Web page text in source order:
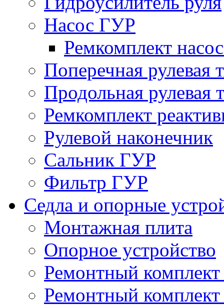
Насос ГУР
Ремкомплект
Поперечная рулевая
Продольная рулевая
Ремкомплект
Рулевой наконечник
Сальник ГУР
Фильтр ГУР
Седла и опорные
Монтажная плита
Опорное устройство
Ремонтный комплект
Ремонтный